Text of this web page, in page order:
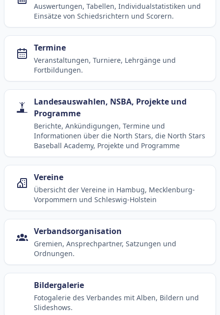
Auswertungen, Tabellen, Individualstatistiken und
Einsätze von Schiedsrichtern und Scorern.
Termine
Veranstaltungen, Turniere, Lehrgänge und
Fortbildungen.
Landesauswahlen, NSBA, Projekte und
Programme
Berichte, Ankündigungen, Termine und
Informationen über die North Stars, die North Stars
Baseball Academy, Projekte und Programme
Vereine
Übersicht der Vereine in Hambug, Mecklenburg-
Vorpommern und Schleswig-Holstein
Verbandsorganisation
Gremien, Ansprechpartner, Satzungen und
Ordnungen.
Bildergalerie
Fotogalerie des Verbandes mit Alben, Bildern und
Slideshows.